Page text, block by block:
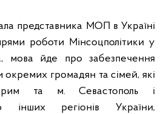
представника МОП в Україні
роботи Мінсоцполітики у
мова йде про забезпечення
окремих громадян та сімей, які
та м. Севастополь і
інших регіонів України,